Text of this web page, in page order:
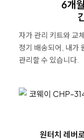
6개
자가 관리 키트와 교
정기 배송되어, 내가
관리할 수 있습니다.
원터치 레버